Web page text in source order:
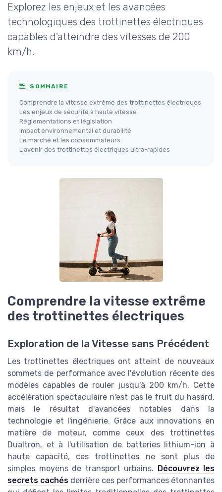
Explorez les enjeux et les avancées
technologiques des trottinettes électriques
capables d'atteindre des vitesses de 200
km/h.
SOMMAIRE
Comprendre la vitesse extrême des trottinettes électriques
Les enjeux de sécurité à haute vitesse
Réglementations et législation
Impact environnemental et durabilité
Le marché et les consommateurs
L'avenir des trottinettes électriques ultra-rapides
Comprendre la vitesse extrême
des trottinettes électriques
Exploration de la Vitesse sans Précédent
Les trottinettes électriques ont atteint de nouveaux
sommets de performance avec l'évolution récente des
modèles capables de rouler jusqu'à 200 km/h. Cette
accélération spectaculaire n'est pas le fruit du hasard,
mais le résultat d'avancées notables dans la
technologie et l'ingénierie. Grâce aux innovations en
matière de moteur, comme ceux des trottinettes
Dualtron, et à l'utilisation de batteries lithium-ion à
haute capacité, ces trottinettes ne sont plus de
simples moyens de transport urbains. Découvrez les
secrets cachés derrière ces performances étonnantes